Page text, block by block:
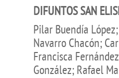
DIFUNTOS SAN
Pilar Buendía
Navarro Chacón;
Francisca
González; Rafael